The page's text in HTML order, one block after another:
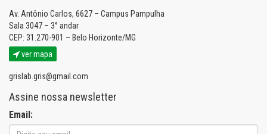
Av. Antônio Carlos, 6627 – Campus Pampulha
Sala 3047 – 3° andar
CEP: 31.270-901 – Belo Horizonte/MG
ver mapa
grislab.gris@gmail.com
Assine nossa newsletter
Email: